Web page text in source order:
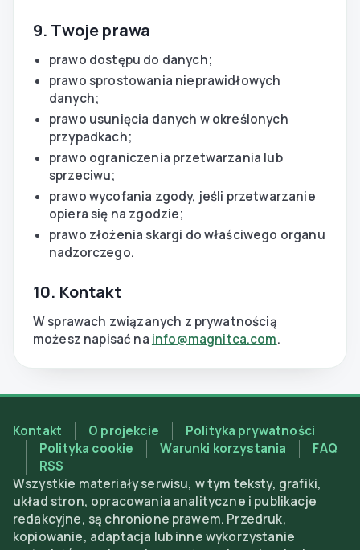
9. Twoje prawa
prawo dostępu do danych;
prawo sprostowania nieprawidłowych
danych;
prawo usunięcia danych w określonych
przypadkach;
prawo ograniczenia przetwarzania lub
sprzeciwu;
prawo wycofania zgody, jeśli przetwarzanie
opiera się na zgodzie;
prawo złożenia skargi do właściwego organu
nadzorczego.
10. Kontakt
W sprawach związanych z prywatnością
możesz napisać na info@magnitca.com.
Kontakt O projekcie
Polityka prywatności
Polityka cookie
Warunki korzystania
FAQ
RSS
Wszystkie materiały serwisu, w tym teksty, grafiki,
układ stron, opracowania analityczne i publikacje
redakcyjne, są chronione prawem. Przedruk,
kopiowanie, adaptacja lub inne wykorzystanie